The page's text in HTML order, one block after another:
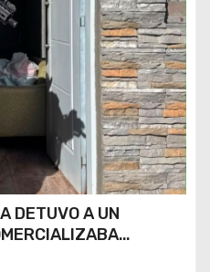
DETUVO A UN